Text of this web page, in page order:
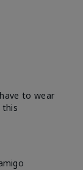
to wear